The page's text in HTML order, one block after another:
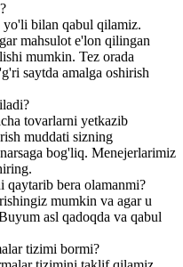
bilan qabul qilamiz.
mahsulot e'lon qilingan
mumkin. Tez orada
saytda amalga oshirish
tovarlarni yetkazib
muddati sizning
bog'liq. Menejerlarimiz
qaytarib bera olamanmi?
mumkin va agar u
asl qadoqda va qabul
tizimi bormi?